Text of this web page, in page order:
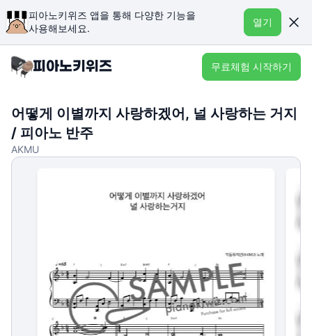
피아노키위즈 앱을 통해 다양한 기능을
사용해보세요.
열기
무료체험 시작하기
어떻게 이별까지 사랑하겠어, 널 사랑하는 거지
/ 피아노 반주
AKMU